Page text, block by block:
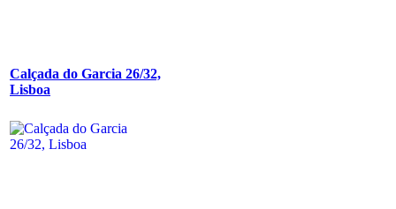
Calçada do Garcia 26/32,
Lisboa